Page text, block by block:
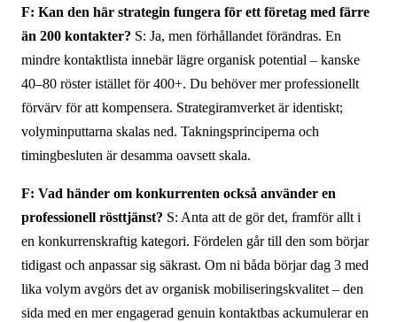
F: Kan den här strategin fungera för ett företag med färre
än 200 kontakter? S: Ja, men förhållandet förändras. En
mindre kontaktlista innebär lägre organisk potential – kanske
40–80 röster istället för 400+. Du behöver mer professionellt
förvärv för att kompensera. Strategiramverket är identiskt;
volyminputtarna skalas ned. Takningsprinciperna och
timingbesluten är desamma oavsett skala.
F: Vad händer om konkurrenten också använder en
professionell rösttjänst? S: Anta att de gör det, framför allt i
en konkurrenskraftig kategori. Fördelen går till den som börjar
tidigast och anpassar sig säkrast. Om ni båda börjar dag 3 med
lika volym avgörs det av organisk mobiliseringskvalitet – den
sida med en mer engagerad genuin kontaktbas ackumulerar en